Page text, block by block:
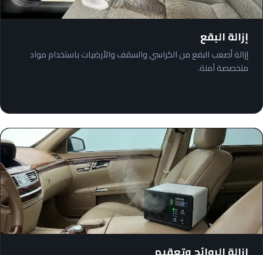
إزالة البقع
إزالة أصعب البقع من الكراسي والسقف والأرضيات باستخدام مواد
متخصصة آمنة.